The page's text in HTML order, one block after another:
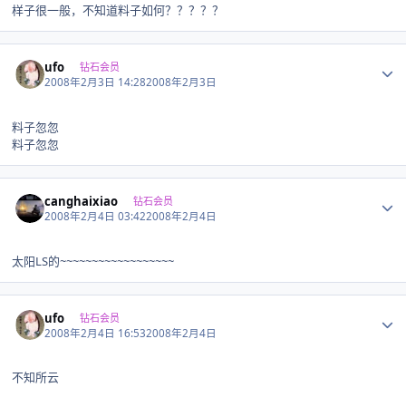
样子很一般，不知道料子如何？？？？？
ufo 钻石会员
2008年2月3日 14:282008年2月3日
料子忽忽
料子忽忽
canghaixiao 钻石会员
2008年2月4日 03:422008年2月4日
太阳LS的~~~~~~~~~~~~~~~~~~
ufo 钻石会员
2008年2月4日 16:532008年2月4日
不知所云